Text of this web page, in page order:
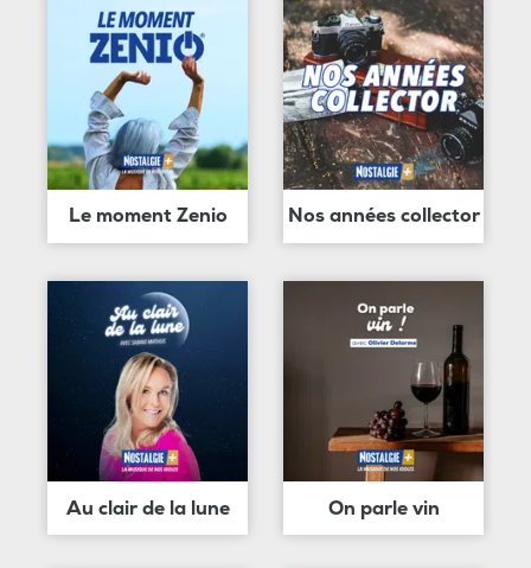
Le moment Zenio Nos années collector
Au clair de la lune On parle vin